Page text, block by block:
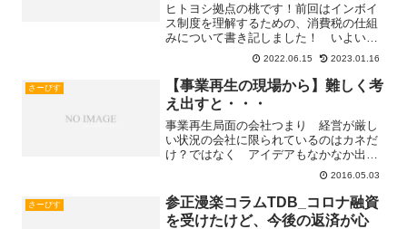
ヒトヨシ拠点の桃です！前回はインボイ
ス制度を理解するための、消費税の仕組
みについて書き記しました！ いよいよ
本題に入りたいのですが、今回は「簡易
課税とは？消費税を申告、納税しなくて
もいい事業者がある」ということについ
て重要なので書き記していRead more...
2022.06.15 2023.01.16
さーびす
【事業再生の現場から】難しく考
え出すと・・・
事業再生局面の会社つまり 経営が厳し
い状況の会社に限られているのはカネだ
け？ではなく アイデアもなかなか出な
い状況になっています会社の方々から出
てくる声の一つが「アイデアを出すのが
難しい」逆にいっぱいあるのは課題 課
題 課題 課題・・・・・Read more...
2016.05.03
さーびす
参正漫楽コラムTDB_コロナ融資
を受けたけど、今後の返済が心